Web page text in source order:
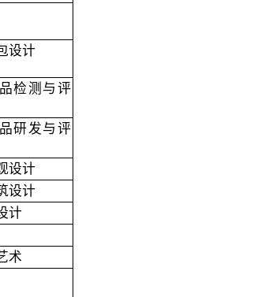
设计
检测与评
研发与评
设计
设计
计
术